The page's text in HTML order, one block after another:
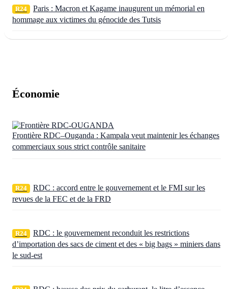
R24
Paris : Macron et Kagame inaugurent un mémorial en
hommage aux victimes du génocide des Tutsis
Économie
Frontière RDC–Ouganda : Kampala veut maintenir les échanges
commerciaux sous strict contrôle sanitaire
R24
RDC : accord entre le gouvernement et le FMI sur les
revues de la FEC et de la FRD
R24
RDC : le gouvernement reconduit les restrictions
d’importation des sacs de ciment et des « big bags » miniers dans
le sud-est